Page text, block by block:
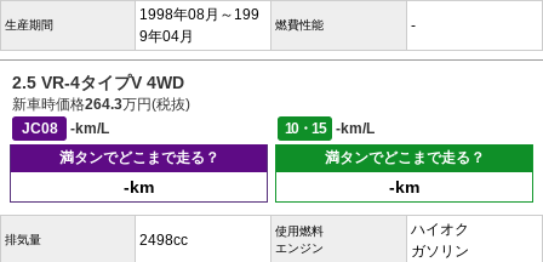
生産期間
1998年08月～199
9年04月
燃費性能 -
2.5 VR-4タイプV 4WD
新車時価格264.3万円(税抜)
JC08
-km/L 10・15
-km/L
満タンでどこまで走る？
-km
満タンでどこまで走る？
-km
排気量 2498cc
使用燃料
エンジン
ハイオク
ガソリン